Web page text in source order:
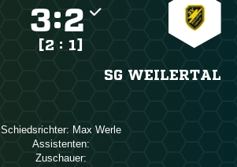
:
[2 : 1]
SG WEILERTAL
Schiedsrichter:  
Assistenten:
Zuschauer: